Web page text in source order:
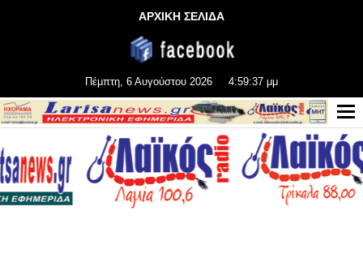
ΑΡΧΙΚΗ ΣΕΛΙΔΑ
Πέμπτη, 6 Αυγούστου 2026 4:59:38 μμ